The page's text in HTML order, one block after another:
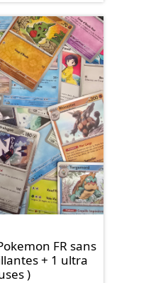
FR sans
+ 1 ultra
)